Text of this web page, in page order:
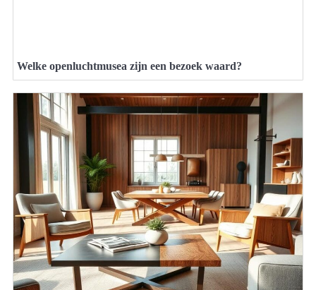
Welke openluchtmusea zijn een bezoek waard?